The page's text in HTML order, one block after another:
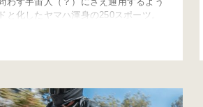
と化したヤマハ渾身の250スポーツ。
発で登場しながら、その市場自体を爆